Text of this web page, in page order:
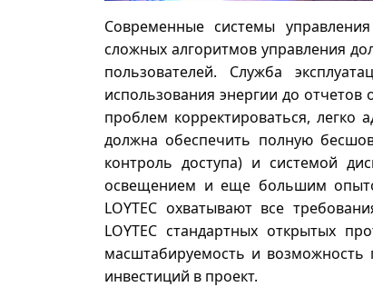
Современные системы
сложных алгоритмов управления
пользователей. Служба
использования энергии до
проблем корректироваться, легко
должна обеспечить полную
контроль доступа) и системой
освещением и еще большим
LOYTEC охватывают все
LOYTEC стандартных открытых
масштабируемость и возможность
инвестиций в проект.